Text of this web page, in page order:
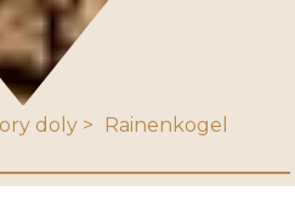
doly
Rainenkogel